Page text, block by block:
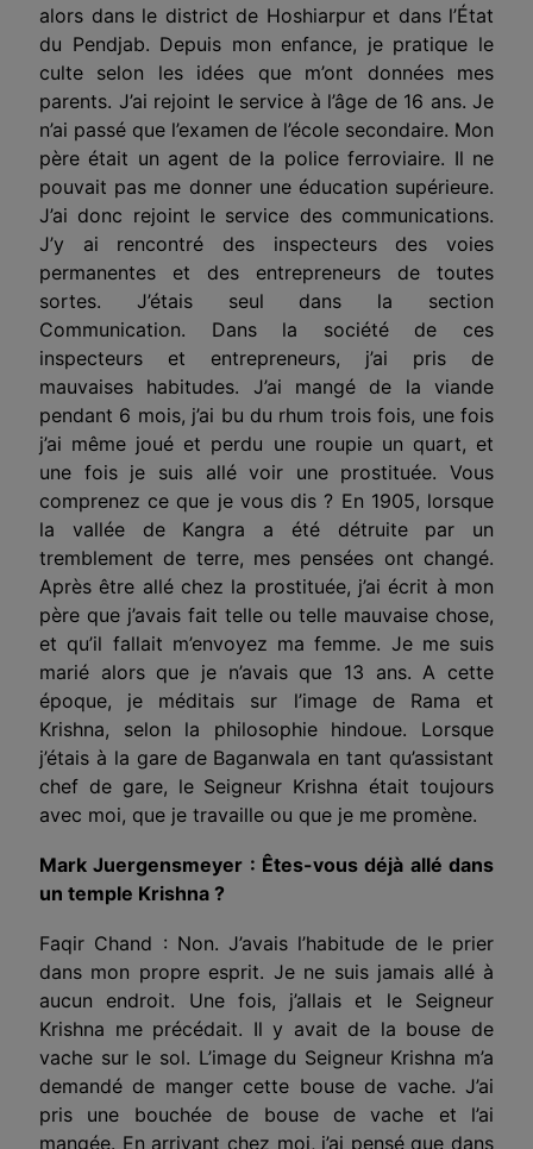
alors dans le district de Hoshiarpur et dans l’État
du Pendjab. Depuis mon enfance, je pratique le
culte selon les idées que m’ont données mes
parents. J’ai rejoint le service à l’âge de 16 ans. Je
n’ai passé que l’examen de l’école secondaire. Mon
père était un agent de la police ferroviaire. Il ne
pouvait pas me donner une éducation supérieure.
J’ai donc rejoint le service des communications.
J’y ai rencontré des inspecteurs des voies
permanentes et des entrepreneurs de toutes
sortes. J’étais seul dans la section
Communication. Dans la société de ces
inspecteurs et entrepreneurs, j’ai pris de
mauvaises habitudes. J’ai mangé de la viande
pendant 6 mois, j’ai bu du rhum trois fois, une fois
j’ai même joué et perdu une roupie un quart, et
une fois je suis allé voir une prostituée. Vous
comprenez ce que je vous dis ? En 1905, lorsque
la vallée de Kangra a été détruite par un
tremblement de terre, mes pensées ont changé.
Après être allé chez la prostituée, j’ai écrit à mon
père que j’avais fait telle ou telle mauvaise chose,
et qu’il fallait m’envoyez ma femme. Je me suis
marié alors que je n’avais que 13 ans. A cette
époque, je méditais sur l’image de Rama et
Krishna, selon la philosophie hindoue. Lorsque
j’étais à la gare de Baganwala en tant qu’assistant
chef de gare, le Seigneur Krishna était toujours
avec moi, que je travaille ou que je me promène.
Mark Juergensmeyer : Êtes-vous déjà allé dans
un temple Krishna ?
Faqir Chand : Non. J’avais l’habitude de le prier
dans mon propre esprit. Je ne suis jamais allé à
aucun endroit. Une fois, j’allais et le Seigneur
Krishna me précédait. Il y avait de la bouse de
vache sur le sol. L’image du Seigneur Krishna m’a
demandé de manger cette bouse de vache. J’ai
pris une bouchée de bouse de vache et l’ai
mangée. En arrivant chez moi, j’ai pensé que dans